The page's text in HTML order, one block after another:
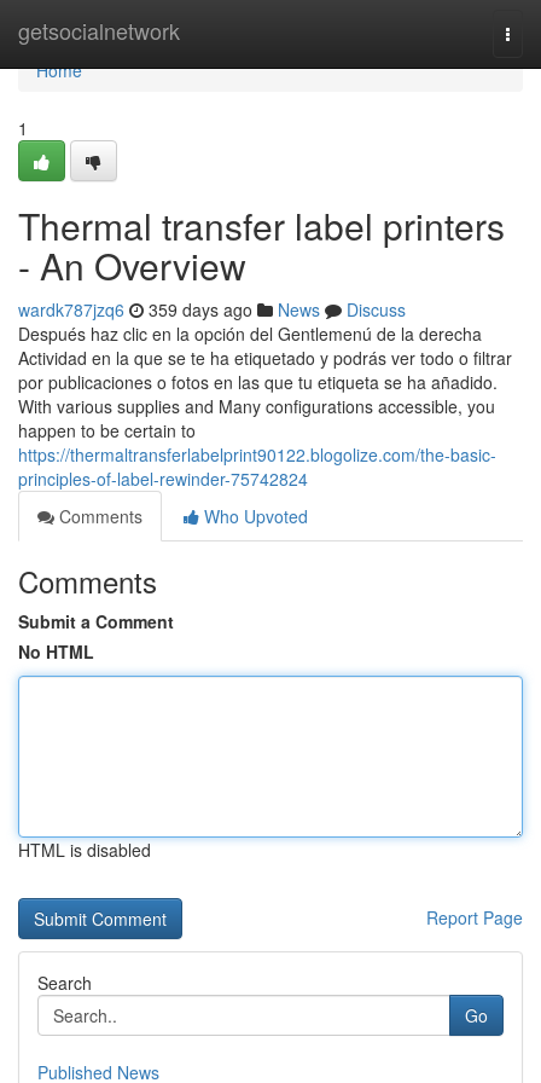
getsocialnetwork
Home
Home
1
Thermal transfer label printers
- An Overview
wardk787jzq6 359 days ago News
Discuss
Después haz clic en la opción del Gentlemenú de la derecha
Actividad en la que se te ha etiquetado y podrás ver todo o filtrar
por publicaciones o fotos en las que tu etiqueta se ha añadido.
With various supplies and Many configurations accessible, you
happen to be certain to
https://thermaltransferlabelprint90122.blogolize.com/the-basic-
principles-of-label-rewinder-75742824
Comments
Who Upvoted
Comments
Submit a Comment
No HTML
HTML is disabled
Report Page
Search
Go
Published News